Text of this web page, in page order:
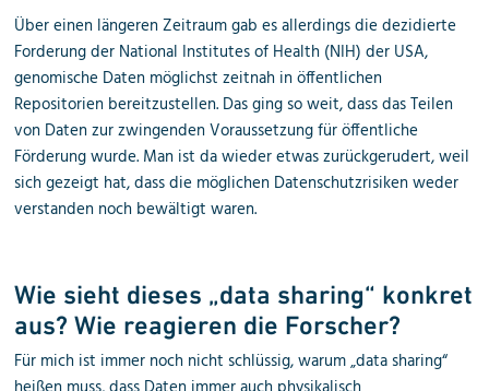
Über einen längeren Zeitraum gab es allerdings die dezidierte
Forderung der National Institutes of Health (NIH) der USA,
genomische Daten möglichst zeitnah in öffentlichen
Repositorien bereitzustellen. Das ging so weit, dass das Teilen
von Daten zur zwingenden Voraussetzung für öffentliche
Förderung wurde. Man ist da wieder etwas zurückgerudert, weil
sich gezeigt hat, dass die möglichen Datenschutzrisiken weder
verstanden noch bewältigt waren.
Wie sieht dieses „data sharing“ konkret
aus? Wie reagieren die Forscher?
Für mich ist immer noch nicht schlüssig, warum „data sharing“